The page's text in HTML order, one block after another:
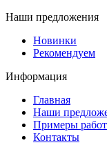
Наши предложения
Новинки
Рекомендуем
Информация
Главная
Наши
Примеры работ
Контакты